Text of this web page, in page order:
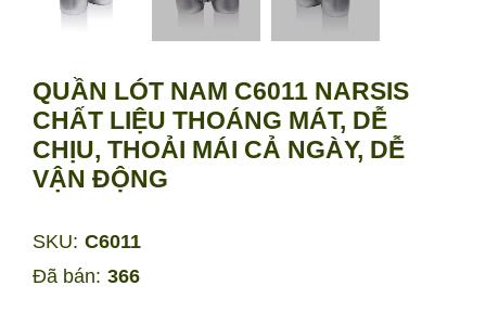
QUẦN LÓT NAM C6011 NARSIS
CHẤT LIỆU THOÁNG MÁT, DỄ
CHỊU, THOẢI MÁI CẢ NGÀY, DỄ
VẬN ĐỘNG
Đã bán: 366
SKU: C6011